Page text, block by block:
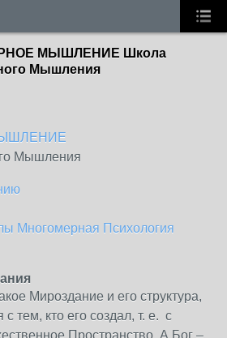
МЫШЛЕНИЕ Школа
Мышления
Мышления
Многомерная Психология
Мироздание и его структура,
тем, кто его создал, т. е. с
Пространство. А Бог –